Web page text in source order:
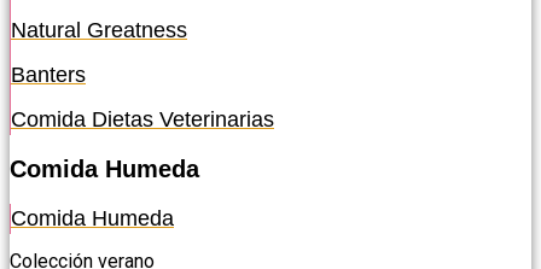
Natural Greatness
Banters
Comida Dietas Veterinarias
Comida Humeda
Comida Humeda
Colección verano